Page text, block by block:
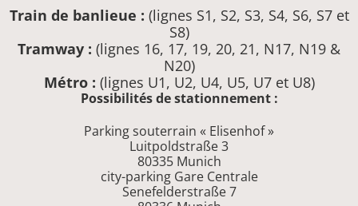
Train de banlieue : (lignes S1, S2, S3, S4, S6, S7 et
S8)
Tramway : (lignes 16, 17, 19, 20, 21, N17, N19 &
N20)
Métro : (lignes U1, U2, U4, U5, U7 et U8)
Possibilités de stationnement :
Parking souterrain « Elisenhof »
Luitpoldstraße 3
80335 Munich
city-parking Gare Centrale
Senefelderstraße 7